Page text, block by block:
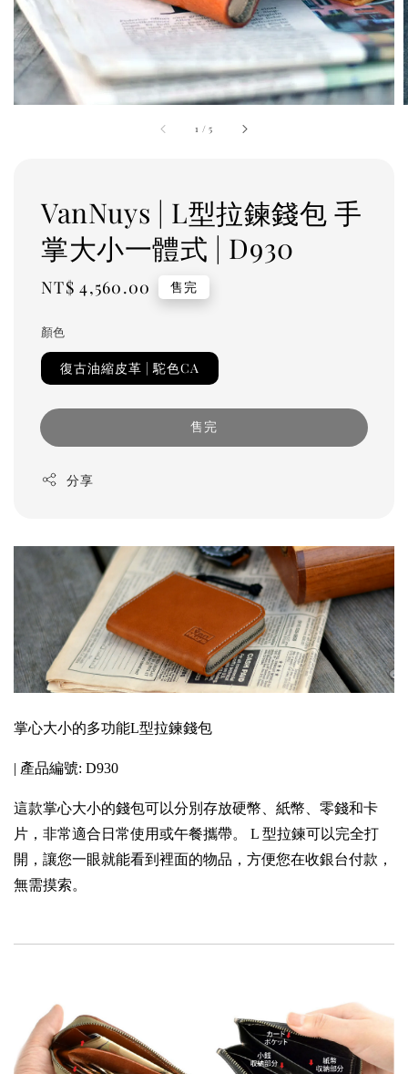
1 /5
VanNuys | L型拉鍊錢包 手
掌大小一體式 | D930
Regular
NT$ 4,560.00 售完
顏色
復古油縮皮革 | 駝色CA
售完
分享
掌心大小的多功能L型拉鍊錢包
| 產品編號: D930
這款掌心大小的錢包可以分別存放硬幣、紙幣、零錢和卡
片，非常適合日常使用或午餐攜帶。 L 型拉鍊可以完全打
開，讓您一眼就能看到裡面的物品，方便您在收銀台付款，
無需摸索。